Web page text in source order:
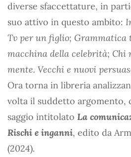
diverse sfaccettature, in
suo attivo in questo ambito:
Tv per un figlio; Grammatica
macchina della celebrità; Chi
mente. Vecchi e nuovi
Ora torna in libreria
volta il suddetto argomento,
saggio intitolato La
Rischi e inganni, edito da
(2024).